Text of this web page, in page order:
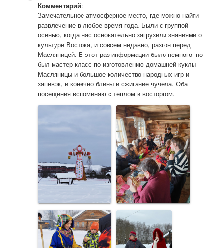
Комментарий:
Замечательное атмосферное место, где можно найти
развлечение в любое время года. Были с группой
осенью, когда нас основательно загрузили знаниями о
культуре Востока, и совсем недавно, разгон перед
Масляницей. В этот раз информации было немного, но
был мастер-класс по изготовлению домашней куклы-
Масляницы и большое количество народных игр и
запевок, и конечно блины и сжигание чучела. Оба
посещения вспоминаю с теплом и восторгом.